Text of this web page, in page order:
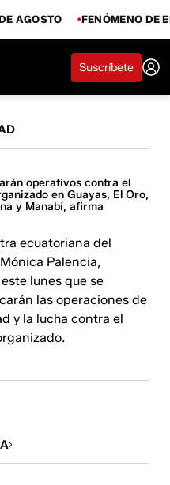
AGOSTO FENÓMENO DE
Suscríbete
operativos contra el
en Guayas, El Oro,
y Manabí, afirma
ecuatoriana del
Palencia,
lunes que se
las operaciones de
y la lucha contra el